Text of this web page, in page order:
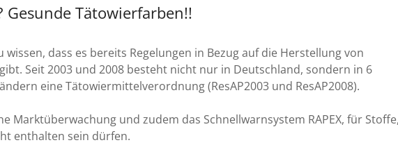
Gesunde Tätowierfarben!!
dass es bereits Regelungen in Bezug auf die Herstellung von
Seit 2003 und 2008 besteht nicht nur in Deutschland, sondern in 6
eine Tätowiermittelverordnung (ResAP2003 und ResAP2008).
Marktüberwachung und zudem das Schnellwarnsystem RAPEX, für
enthalten sein dürfen.